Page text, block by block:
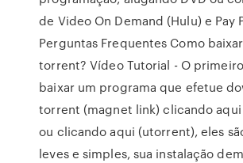
de Video On Demand (Hulu) e Pay
Perguntas Frequentes Como
torrent? Vídeo Tutorial - O
baixar um programa que efetue
torrent (magnet link) clicando
ou clicando aqui (utorrent), eles
leves e simples, sua instalação